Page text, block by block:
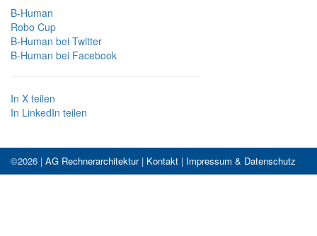
B-Human
Robo Cup
B-Human bei Twitter
B-Human bei Facebook
In X teilen
In LinkedIn teilen
©2026 | AG Rechnerarchitektur| Kontakt | Impressum & Datenschutz